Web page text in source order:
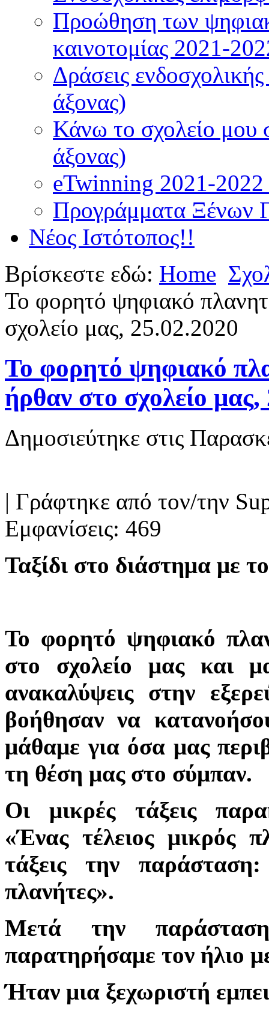
Προώθηση των
καινοτομίας 2021-
Δράσεις
άξονας)
Κάνω το σχολείο μου
άξονας)
eTwinning 2021-
Προγράμματα Ξένων
Νέος Ιστότοπος!!
Βρίσκεστε εδώ: Home
Το φορητό ψηφιακό
σχολείο μας, 25.02.2020
Το φορητό ψηφιακό
ήρθαν στο σχολείο
Δημοσιεύτηκε στις
| Γράφτηκε από τον/την
Εμφανίσεις: 469
Ταξίδι στο διάστημα με
Το φορητό ψηφιακό
στο σχολείο μας και
ανακαλύψεις στην
βοήθησαν να
μάθαμε για όσα μας
τη θέση μας στο σύμπαν.
Οι μικρές τάξεις
«Ένας τέλειος μικρός
τάξεις την
πλανήτες».
Μετά την
παρατηρήσαμε τον ήλιο
Ήταν μια ξεχωριστή